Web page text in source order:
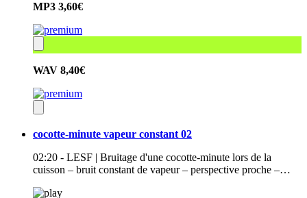
MP3 3,60€
WAV 8,40€
cocotte-minute vapeur constant 02
02:20 - LESF | Bruitage d'une cocotte-minute lors de la
cuisson – bruit constant de vapeur – perspective proche –…